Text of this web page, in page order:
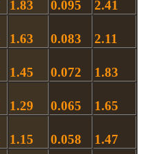
1.83 0.095
2.41
1.63 0.083
2.11
1.45 0.072
1.83
1.29 0.065
1.65
1.15 0.058
1.47